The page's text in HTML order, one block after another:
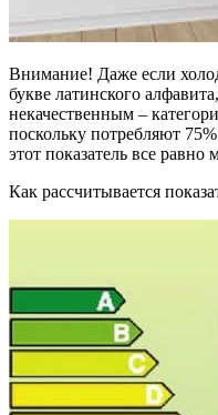
Внимание! Даже если
букве латинского
некачественным –
поскольку потребляют
этот показатель все равно
Как рассчитывается